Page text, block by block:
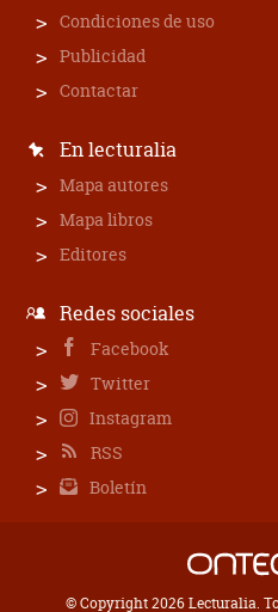
Condiciones de uso
Publicidad
Contactar
En lecturalia
Mapa autores
Mapa libros
Editores
Redes sociales
Facebook
Twitter
Instagram
RSS
Boletín
© Copyright 2026 Lecturalia.